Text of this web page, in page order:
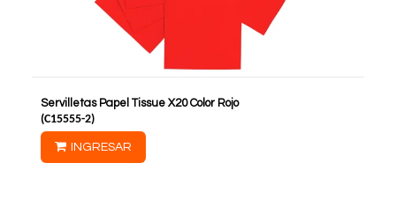
Servilletas Papel Tissue X20 Color Rojo
(C15555-2)
INGRESAR